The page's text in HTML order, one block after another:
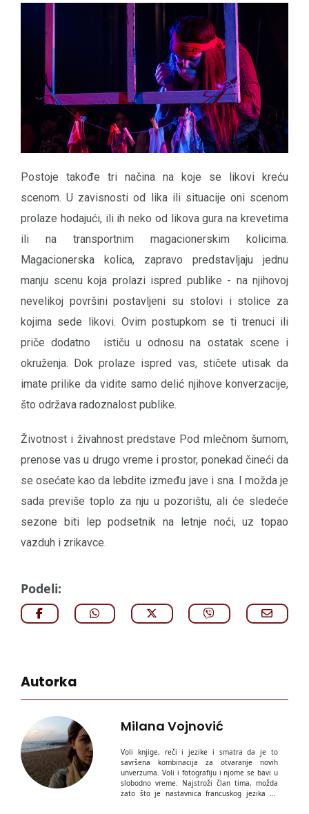
Postoje takođe tri načina na koje se likovi kreću
scenom. U zavisnosti od lika ili situacije oni scenom
prolaze hodajući, ili ih neko od likova gura na krevetima
ili na transportnim magacionerskim kolicima.
Magacionerska kolica, zapravo predstavljaju jednu
manju scenu koja prolazi ispred publike - na njihovoj
nevelikoj površini postavljeni su stolovi i stolice za
kojima sede likovi. Ovim postupkom se ti trenuci ili
priče dodatno ističu u odnosu na ostatak scene i
okruženja. Dok prolaze ispred vas, stičete utisak da
imate prilike da vidite samo delić njihove konverzacije,
što održava radoznalost publike.
Životnost i živahnost predstave Pod mlečnom šumom,
prenose vas u drugo vreme i prostor, ponekad čineći da
se osećate kao da lebdite između jave i sna. I možda je
sada previše toplo za nju u pozorištu, ali će sledeće
sezone biti lep podsetnik na letnje noći, uz topao
vazduh i zrikavce.
Podeli:
Autorka
Milana Vojnović
Voli knjige, reči i jezike i smatra da je to
savršena kombinacija za otvaranje novih
unverzuma. Voli i fotografiju i njome se bavi u
slobodno vreme. Najstroži član tima, možda
zato što je nastavnica francuskog jezika po